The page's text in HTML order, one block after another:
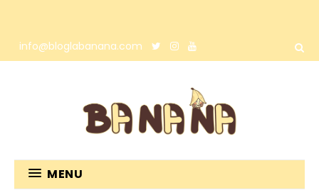
info@bloglabanana.com
MENU